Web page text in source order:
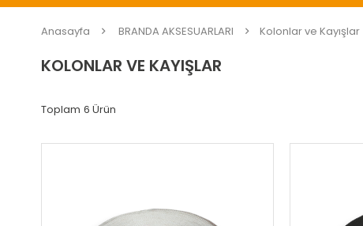
Anasayfa BRANDA AKSESUARLARI Kolonlar ve Kayışlar
KOLONLAR VE KAYIŞLAR
6 Ürün